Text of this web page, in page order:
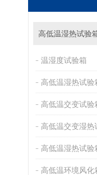
高低温湿热试验
温湿度试验箱
高低温湿热试验
高低温交变试验
高低温交变湿热
高低温湿热试验
高低温环境风化